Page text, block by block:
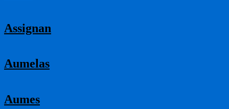
Assignan
Aumelas
Aumes